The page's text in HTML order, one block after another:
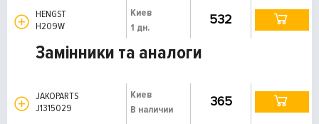
HENGST
H209W
Киев
1 дн.
532
Замінники та аналоги
JAKOPARTS
J1315029
Киев
В наличии
365